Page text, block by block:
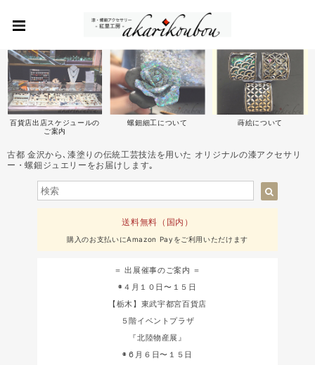
百貨店出店スケジュールの
ご案内
螺鈿細工について 蒔絵について
古都 金沢から､漆塗りの伝統工芸技法を用いた オリジナルの漆アクセサリ
ー・螺鈿ジュエリーをお届けします｡
送料無料（国内）
購入のお支払いにAmazon Payをご利用いただけます
＝ 出展催事のご案内 ＝
◉４月１０日〜１５日
【栃木】東武宇都宮百貨店
５階イベントプラザ
『北陸物産展』
◉６月６日〜１５日